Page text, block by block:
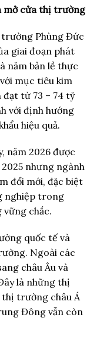
mở cửa thị trường
Phùng Đức
giai đoạn phát
năm bản lề thực
mục tiêu kim
đạt từ 73 – 74 tỷ
với định hướng
hiệu quả.
năm 2026 được
nhưng ngành
đổi mới, đặc biệt
nghiệp trong
vững chắc.
quốc tế và
Ngoài các
châu Âu và
là những thị
trường châu Á
Đông vẫn còn